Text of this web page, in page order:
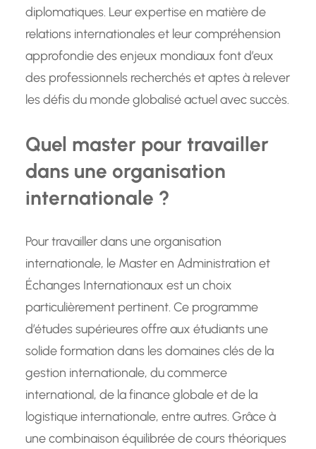
diplomatiques. Leur expertise en matière de
relations internationales et leur compréhension
approfondie des enjeux mondiaux font d’eux
des professionnels recherchés et aptes à relever
les défis du monde globalisé actuel avec succès.
Quel master pour travailler
dans une organisation
internationale ?
Pour travailler dans une organisation
internationale, le Master en Administration et
Échanges Internationaux est un choix
particulièrement pertinent. Ce programme
d’études supérieures offre aux étudiants une
solide formation dans les domaines clés de la
gestion internationale, du commerce
international, de la finance globale et de la
logistique internationale, entre autres. Grâce à
une combinaison équilibrée de cours théoriques